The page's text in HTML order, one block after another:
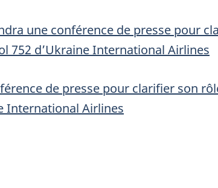
une conférence de presse pour
752 d’Ukraine International Airlines
de presse pour clarifier son
International Airlines